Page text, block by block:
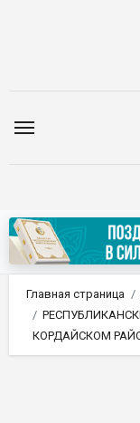
Главная страница
КОРДАЙСКОМ